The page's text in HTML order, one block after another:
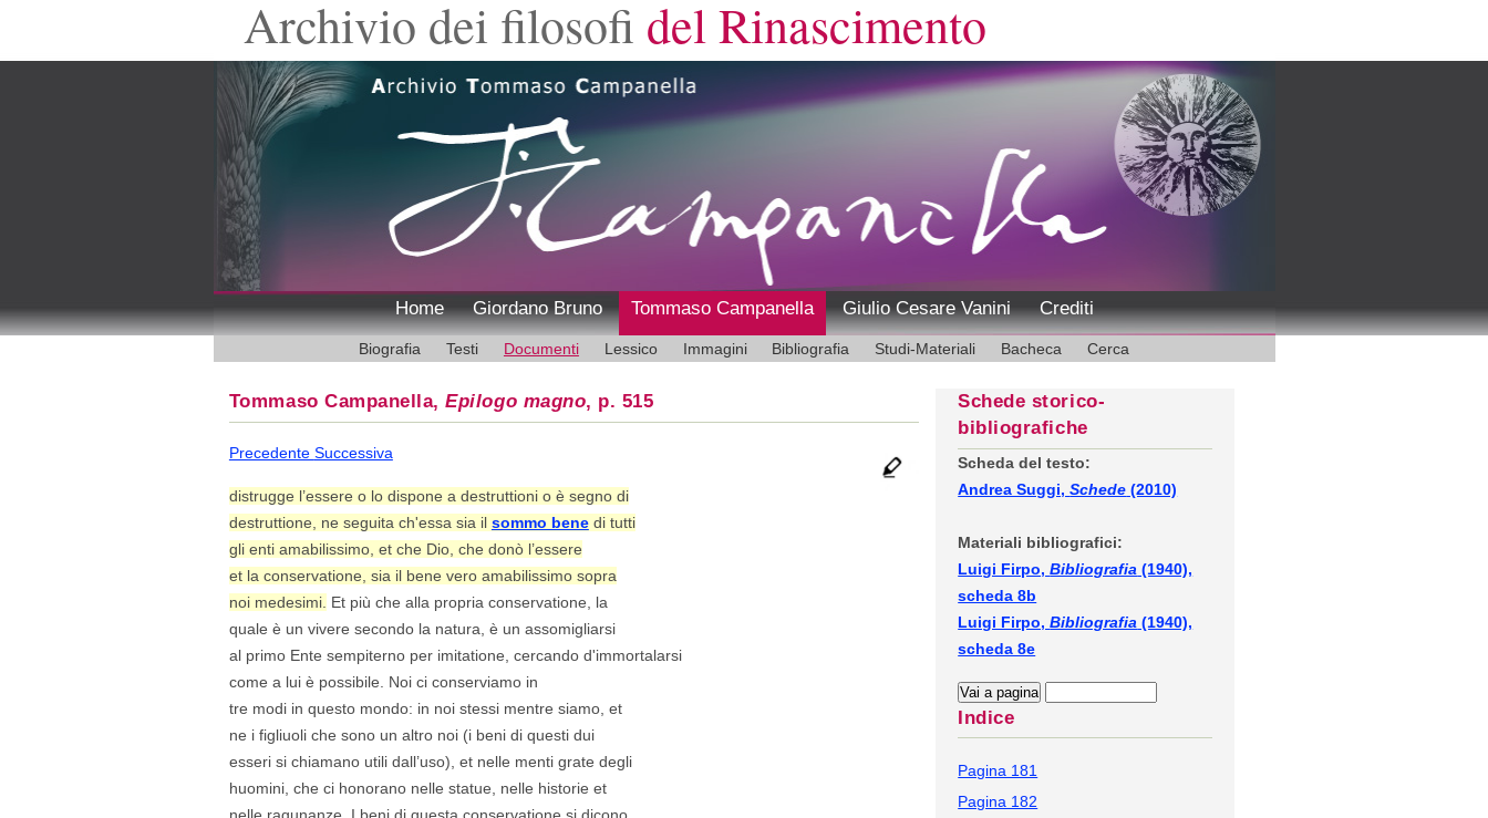
Archivio dei filosofi del Rinascimento
Home Giordano Bruno Tommaso Campanella Giulio Cesare Vanini Crediti
Biografia Testi Documenti Lessico Immagini Bibliografia Studi-Materiali Bacheca Cerca
Tommaso Campanella,Epilogo magno, p. 515
Precedente Successiva
distrugge l’essere o lo dispone a destruttioni o è segno di
destruttione, ne seguita ch'essa sia il sommo benedi tutti
gli enti amabilissimo, et che Dio, che donò l’essere
et la conservatione, sia il bene vero amabilissimo sopra
noi medesimi. Et più che alla propria conservatione, la
quale è un vivere secondo la natura, è un assomigliarsi
al primo Ente sempiterno per imitatione, cercando d'immortalarsi
come a lui è possibile. Noi ci conserviamo in
tre modi in questo mondo: in noi stessi mentre siamo, et
ne i figliuoli che sono un altro noi (i beni di questi dui
esseri si chiamano utili dall’uso), et nelle menti grate degli
huomini, che ci honorano nelle statue, nelle historie et
nelle ragunanze. I beni di questa conservatione si dicono
Schede storico-
bibliografiche
Scheda del testo:
Andrea Suggi,Schede (2010)
Materiali bibliografici:
Luigi Firpo,Bibliografia (1940),
scheda 8b
Luigi Firpo,Bibliografia (1940),
scheda 8e
Indice
Pagina 181
Pagina 182